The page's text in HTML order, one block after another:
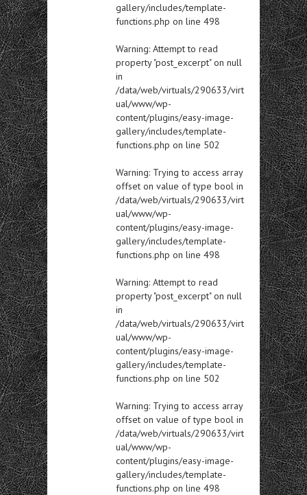
gallery/includes/template-
functions.php on line 498
Warning: Attempt to read
property "post_excerpt" on null
in
/data/web/virtuals/290633/virt
ual/www/wp-
content/plugins/easy-image-
gallery/includes/template-
functions.php on line 502
Warning: Trying to access array
offset on value of type bool in
/data/web/virtuals/290633/virt
ual/www/wp-
content/plugins/easy-image-
gallery/includes/template-
functions.php on line 498
Warning: Attempt to read
property "post_excerpt" on null
in
/data/web/virtuals/290633/virt
ual/www/wp-
content/plugins/easy-image-
gallery/includes/template-
functions.php on line 502
Warning: Trying to access array
offset on value of type bool in
/data/web/virtuals/290633/virt
ual/www/wp-
content/plugins/easy-image-
gallery/includes/template-
functions.php on line 498